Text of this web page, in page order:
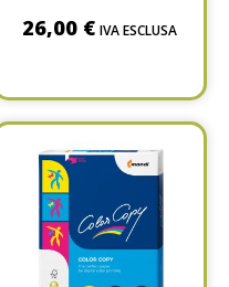
26,00 € IVA ESCLUSA